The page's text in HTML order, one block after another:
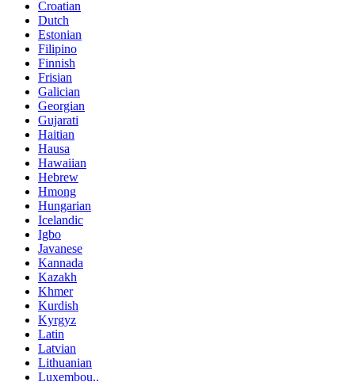
Croatian
Dutch
Estonian
Filipino
Finnish
Frisian
Galician
Georgian
Gujarati
Haitian
Hausa
Hawaiian
Hebrew
Hmong
Hungarian
Icelandic
Igbo
Javanese
Kannada
Kazakh
Khmer
Kurdish
Kyrgyz
Latin
Latvian
Lithuanian
Luxembou..